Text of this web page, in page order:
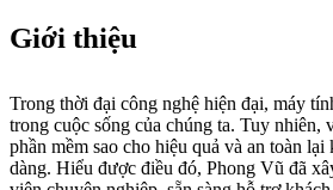
Giới thiệu
Trong thời đại công nghệ hiện đại, máy
trong cuộc sống của chúng ta. Tuy nhiên,
phần mềm sao cho hiệu quả và an toàn
dàng. Hiểu được điều đó, Phong Vũ đã